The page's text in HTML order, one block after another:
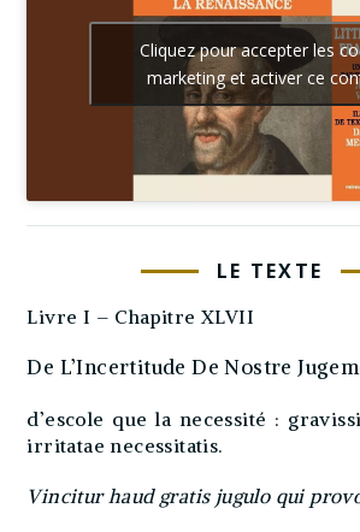
Cliquez pour accepter les
marketing et activer ce
LE TEXTE
Livre I – Chapitre XLVII
De L’Incertitude De Nostre
d’escole que la necessité :
irritatae necessitatis.
Vincitur haud gratis jugulo qui